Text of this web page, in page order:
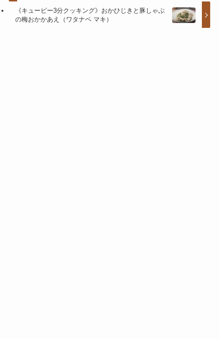
《キューピー3分クッキング》おかひじきと豚しゃぶ
の梅おかかあえ（ワタナベ マキ）